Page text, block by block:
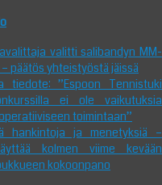
valitti salibandyn MM-
päätös yhteistyöstä jäissä
tiedote: ”Espoon Tennistuki
ei ole vaikutuksia
toimintaan”
hankintoja ja menetyksiä –
kolmen viime kevään
kokoonpano